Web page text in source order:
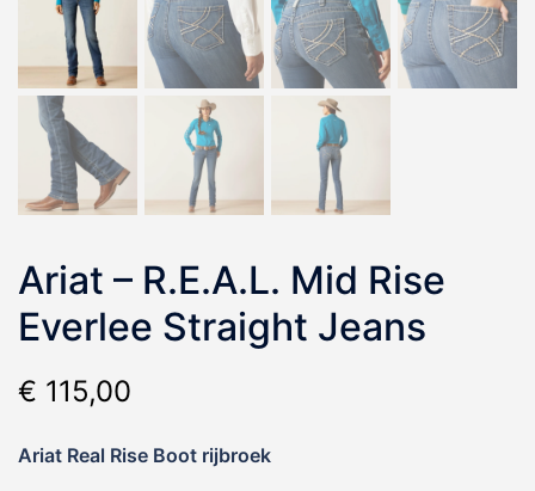
Ariat – R.E.A.L. Mid Rise
Everlee Straight Jeans
€ 115,00
Ariat Real Rise Boot rijbroek